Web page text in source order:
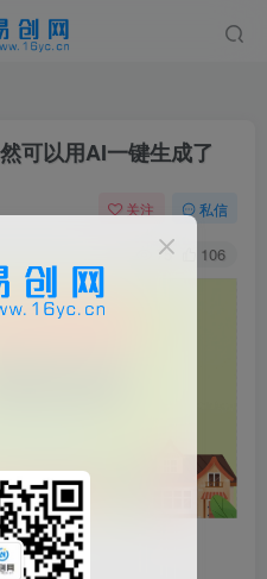
可以用AI一键生成了
关注 私信
75 106